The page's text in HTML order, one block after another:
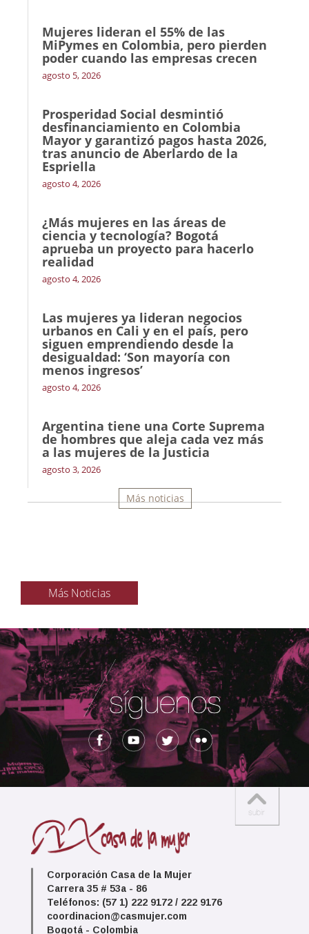
Mujeres lideran el 55% de las
MiPymes en Colombia, pero pierden
poder cuando las empresas crecen
agosto 5, 2026
Prosperidad Social desmintió
desfinanciamiento en Colombia
Mayor y garantizó pagos hasta 2026,
tras anuncio de Aberlardo de la
Espriella
agosto 4, 2026
¿Más mujeres en las áreas de
ciencia y tecnología? Bogotá
aprueba un proyecto para hacerlo
realidad
agosto 4, 2026
Las mujeres ya lideran negocios
urbanos en Cali y en el país, pero
siguen emprendiendo desde la
desigualdad: ‘Son mayoría con
menos ingresos’
agosto 4, 2026
Argentina tiene una Corte Suprema
de hombres que aleja cada vez más
a las mujeres de la Justicia
agosto 3, 2026
Más noticias
Más Noticias
Corporación Casa de la Mujer
Carrera 35 # 53a - 86
Teléfonos: (57 1) 222 9172 / 222 9176
coordinacion@casmujer.com
Bogotá - Colombia